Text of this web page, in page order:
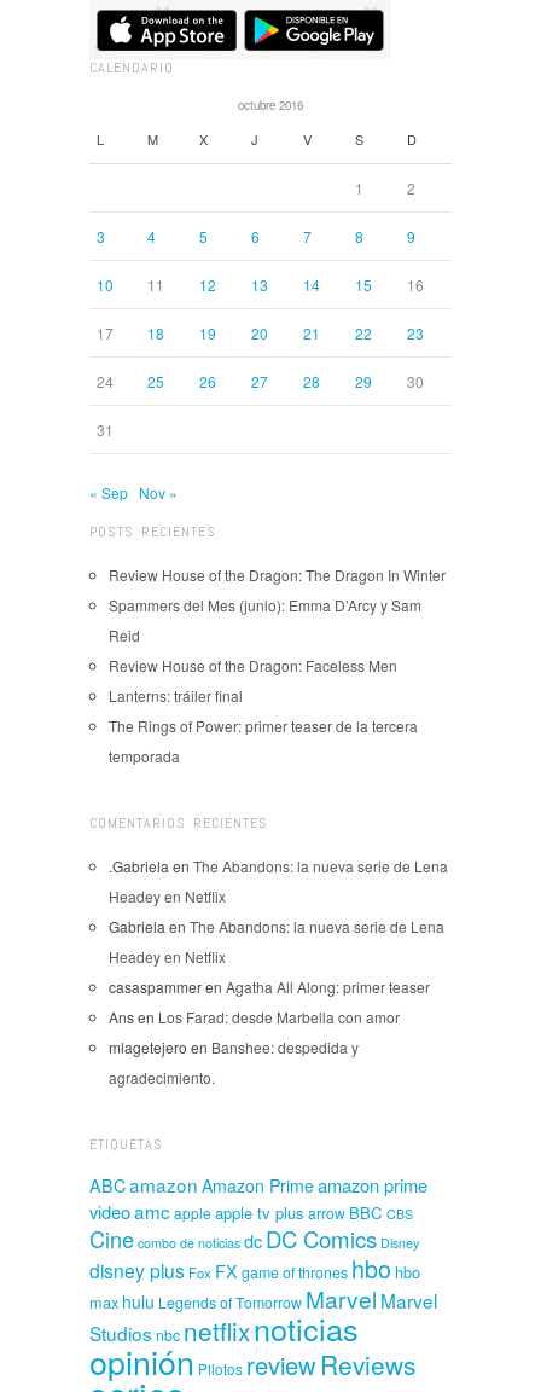
CALENDARIO
octubre 2016
L M X J V S D
1 2
3 4 5 6 7 8 9
10 11 12 13 14 15 16
17 18 19 20 21 22 23
24 25 26 27 28 29 30
31
« Sep Nov »
POSTS RECIENTES
Review House of the Dragon: The Dragon In Winter
Spammers del Mes (junio): Emma D’Arcy y Sam
Reid
Review House of the Dragon: Faceless Men
Lanterns: tráiler final
The Rings of Power: primer teaser de la tercera
temporada
COMENTARIOS RECIENTES
.Gabriela en The Abandons: la nueva serie de Lena
Headey en Netflix
Gabriela en The Abandons: la nueva serie de Lena
Headey en Netflix
casaspammeren Agatha All Along: primer teaser
Ansen Los Farad: desde Marbella con amor
mlagetejero en Banshee: despedida y
agradecimiento.
ETIQUETAS
ABCamazon Amazon Primeamazon prime
videoamcapple apple tv plus arrow BBC CBS
Cine combo de noticias dcDC Comics Disney
disney plus Fox FX game of thrones hbo hbo
max hulu Legends of Tomorrow Marvel Marvel
Studios nbc netflixnoticias
opinión Pilotos reviewReviews